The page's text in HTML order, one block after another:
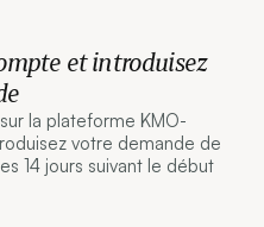
et introduisez
la plateforme KMO-
votre demande de
14 jours suivant le début